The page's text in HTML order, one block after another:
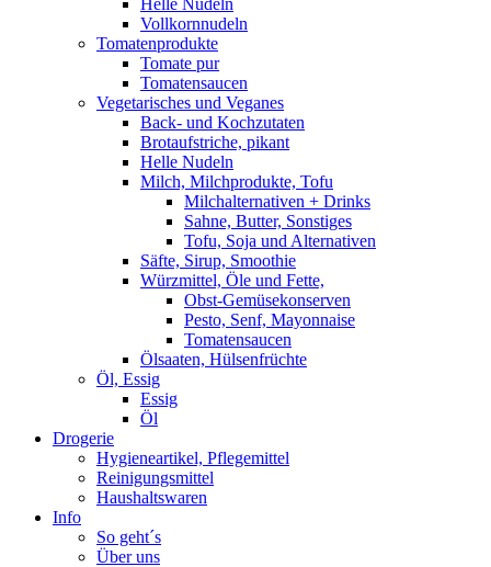
Helle Nudeln
Vollkornnudeln
Tomatenprodukte
Tomate pur
Tomatensaucen
Vegetarisches und Veganes
Back- und Kochzutaten
Brotaufstriche, pikant
Helle Nudeln
Milch, Milchprodukte, Tofu
Milchalternativen + Drinks
Sahne, Butter, Sonstiges
Tofu, Soja und Alternativen
Säfte, Sirup, Smoothie
Würzmittel, Öle und Fette,
Obst-Gemüsekonserven
Pesto, Senf, Mayonnaise
Tomatensaucen
Ölsaaten, Hülsenfrüchte
Öl, Essig
Essig
Öl
Drogerie
Hygieneartikel, Pflegemittel
Reinigungsmittel
Haushaltswaren
Info
So geht´s
Über uns